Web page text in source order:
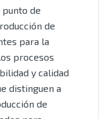
punto de
de
para la
procesos
y calidad
distinguen a
de